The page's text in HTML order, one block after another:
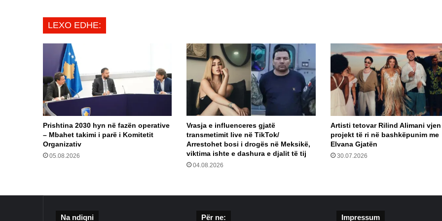
LEXO EDHE:
Prishtina 2030 hyn në fazën operative
– Mbahet takimi i parë i Komitetit
Organizativ
05.08.2026
Vrasja e influenceres gjatë
transmetimit live në TikTok/
Arrestohet bosi i drogës në Meksikë,
viktima ishte e dashura e djalit të tij
04.08.2026
Artisti tetovar Rilind Alimani vjen
projekt të ri në bashkëpunim me
Elvana Gjatën
30.07.2026
Na ndiqni Për ne: Impressum